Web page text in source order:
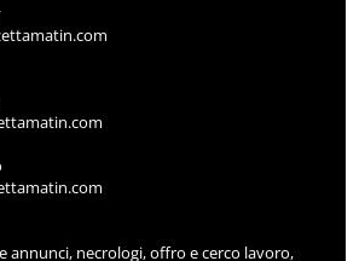
annunci, necrologi, offro e cerco lavoro,